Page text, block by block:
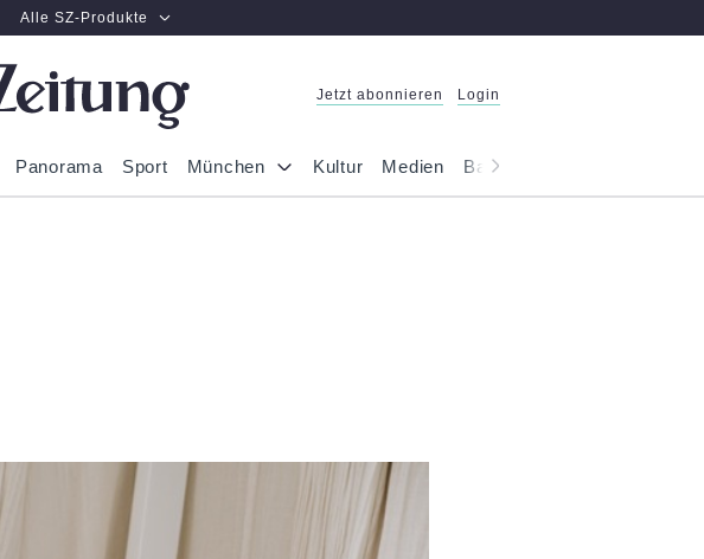
Alle SZ-Produkte
Jetzt abonnieren Login
Panorama Sport München Kultur Medien Bayern